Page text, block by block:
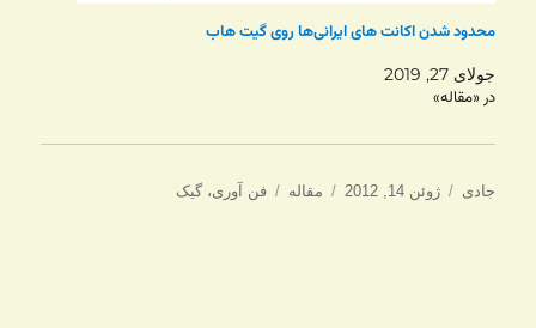
محدود شدن اکانت های ایرانی‌ها روی گیت هاب
جولای 27, 2019
در «مقاله»
نویسنده
جادی
ارسال
ژوئن 14, 2012 دسته‌ها
مقاله برچسب‌ها
فن آوری،گیک